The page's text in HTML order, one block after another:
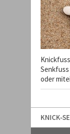
oder
KNICK-